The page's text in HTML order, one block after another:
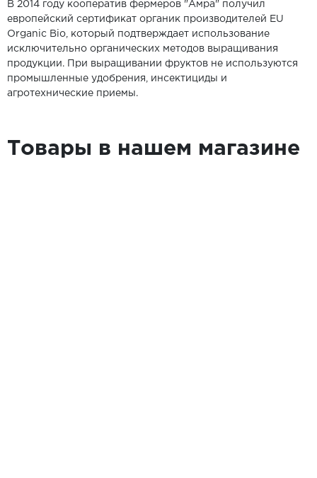
В 2014 году кооператив фермеров "Амра" получил
европейский сертификат органик производителей EU
Organic Bio, который подтверждает использование
исключительно органических методов выращивания
продукции. При выращивании фруктов не используются
промышленные удобрения, инсектициды и
агротехнические приемы.
Товары в нашем магазине